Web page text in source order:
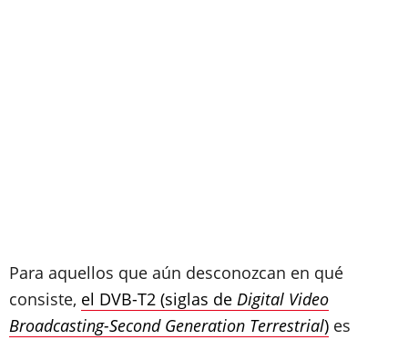
Para aquellos que aún desconozcan en qué
consiste, el DVB-T2 (siglas de Digital Video
Broadcasting-Second Generation Terrestrial) es